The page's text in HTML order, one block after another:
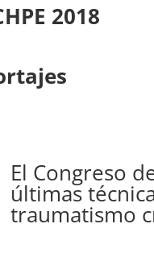
2018
El Congreso
últimas
traumatismo